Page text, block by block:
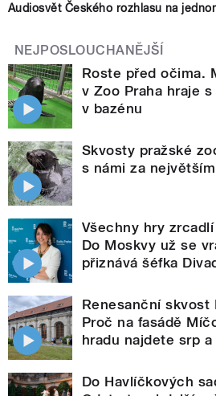
Audiosvět Českého rozhlasu na
NEJPOSLOUCHANĚJŠÍ
Roste před očima.
v Zoo Praha hraje
v bazénu
Skvosty pražské
s námi za
Všechny hry
Do Moskvy už se
přiznává šéfka
Renesanční skvost
Proč na fasádě
hradu najdete srp a
Do Havlíčkových